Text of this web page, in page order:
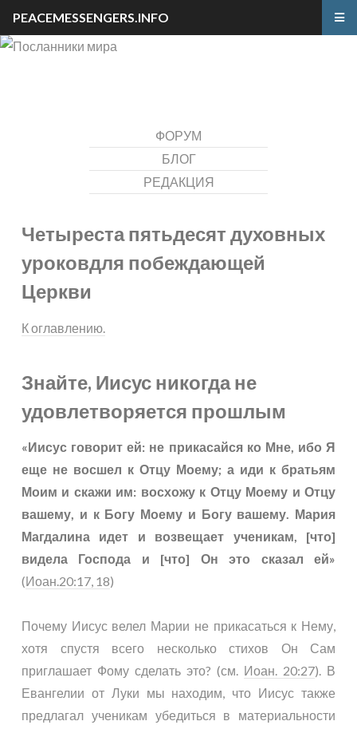
ФОРУМ
БЛОГ
РЕДАКЦИЯ
Четыреста пятьдесят духовных
уроковдля побеждающей
Церкви
К оглавлению.
Знайте, Иисус никогда не
удовлетворяется прошлым
«Иисус говорит ей: не прикасайся ко Мне, ибо Я
еще не восшел к Отцу Моему; а иди к братьям
Моим и скажи им: восхожу к Отцу Моему и Отцу
вашему, и к Богу Моему и Богу вашему. Мария
Магдалина идет и возвещает ученикам, [что]
видела Господа и [что] Он это сказал ей»
(Иоан.20:17, 18)
Почему Иисус велел Марии не прикасаться к Нему,
хотя спустя всего несколько стихов Он Сам
приглашает Фому сделать это? (см. Иоан. 20:27). В
Евангелии от Луки мы находим, что Иисус также
предлагал ученикам убедиться в материальности
PEACEMESSENGERS.INFO